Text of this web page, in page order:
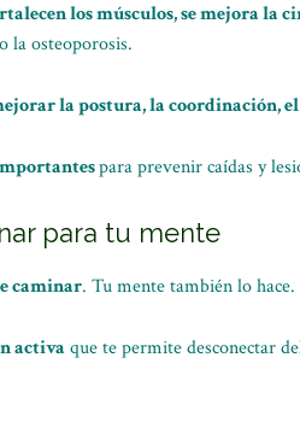
los músculos, se mejora la
la osteoporosis.
la postura, la coordinación,
para prevenir caídas y
para tu mente
caminar. Tu mente también lo hace.
activa que te permite desconectar